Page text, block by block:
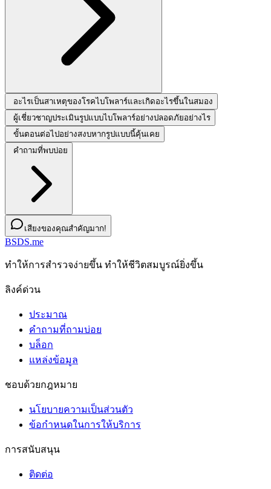
อะไรเป็นสาเหตุของโรคไบโพลาร์และเกิดอะไรขึ้นในสมอง
ผู้เชี่ยวชาญประเมินรูปแบบไบโพลาร์อย่างปลอดภัยอย่างไร
ขั้นตอนต่อไปอย่างสงบหากรูปแบบนี้คุ้นเคย
คำถามที่พบบ่อย
เสียงของคุณสำคัญมาก!
BSDS.me
ทําให้การสํารวจง่ายขึ้น ทําให้ชีวิตสมบูรณ์ยิ่งขึ้น
ลิงค์ด่วน
ประมาณ
คำถามที่ถามบ่อย
บล็อก
แหล่งข้อมูล
ชอบด้วยกฎหมาย
นโยบายความเป็นส่วนตัว
ข้อกําหนดในการให้บริการ
การสนับสนุน
ติดต่อ